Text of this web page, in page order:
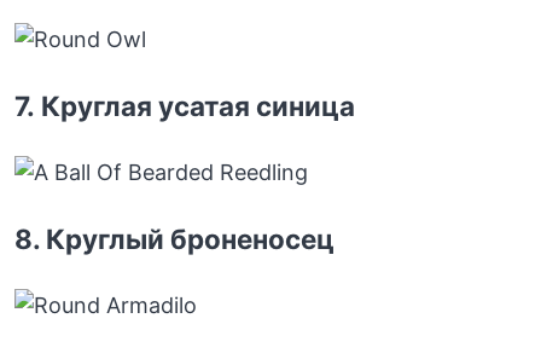
7. Круглая усатая синица
8. Круглый броненосец